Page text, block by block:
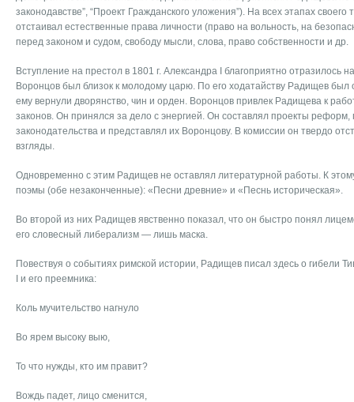
законодавстве”, “Проект Гражданского уложения”). На всех этапах
отстаивал естественные права личности (право на вольность, на
перед законом и судом, свободу мысли, слова, право собственности и др.
Вступление на престол в 1801 г. Александра I благоприятно отразилось
Воронцов был близок к молодому царю. По его ходатайству Радищев был
ему вернули дворянство, чин и орден. Воронцов привлек Радищева к
законов. Он принялся за дело с энергией. Он составлял проекты реформ,
законодательства и представлял их Воронцову. В комиссии он твердо
взгляды.
Одновременно с этим Радищев не оставлял литературной работы. К
поэмы (обе незаконченные): «Песни древние» и «Песнь историческая».
Во второй из них Радищев явственно показал, что он быстро понял
его словесный либерализм — лишь маска.
Повествуя о событиях римской истории, Радищев писал здесь о гибели
I и его преемника:
Коль мучительство нагнуло
Во ярем высоку выю,
То что нужды, кто им правит?
Вождь падет, лицо сменится,